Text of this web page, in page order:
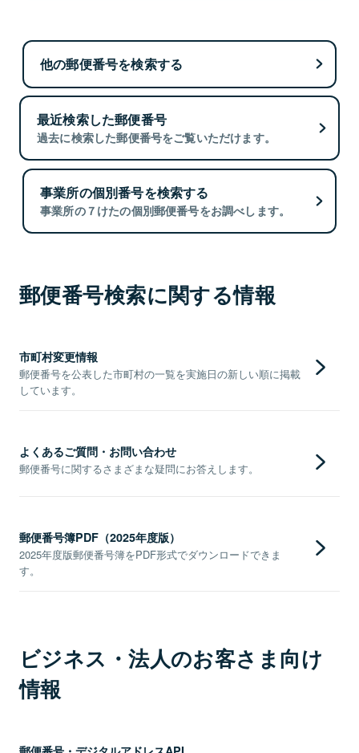
他の郵便番号を検索する
最近検索した郵便番号
過去に検索した郵便番号をご覧いただけます。
事業所の個別番号を検索する
事業所の７けたの個別郵便番号をお調べします。
郵便番号検索に関する情報
市町村変更情報
郵便番号を公表した市町村の一覧を実施日の新しい順に掲載
しています。
よくあるご質問・お問い合わせ
郵便番号に関するさまざまな疑問にお答えします。
郵便番号簿PDF（2025年度版）
2025年度版郵便番号簿をPDF形式でダウンロードできま
す。
ビジネス・法人のお客さま向け
情報